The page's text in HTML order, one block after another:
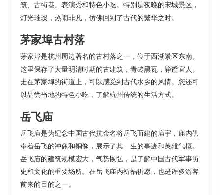
筑、古街巷、表演秀和特色小吃。特别是夜晚的宋城景区，
灯光璀璨，热闹非凡，仿佛回到了古代的繁华之时。
茅家埠古村落
茅家埠是杭州周边著名的古村落之一，位于西湖景区东南。
这里保存了大量明清时期的古建筑，青砖黑瓦，静谧宜人。
走在茅家埠的街道上，可以感受到古代水乡的风情。您还可
以品尝当地的特色小吃，了解杭州传统的生活方式。
岳飞庙
岳飞庙是为纪念中国古代抗金名将岳飞而建的庙宇，庙内供
奉着岳飞的神像和铜像，展示了其一生的事迹和英雄气概。
岳飞庙的建筑规模宏大，气势恢弘，是了解中国古代军事历
史和文化的重要场所。在岳飞庙内祈福祈愿，也是许多游客
前来的目的之一。